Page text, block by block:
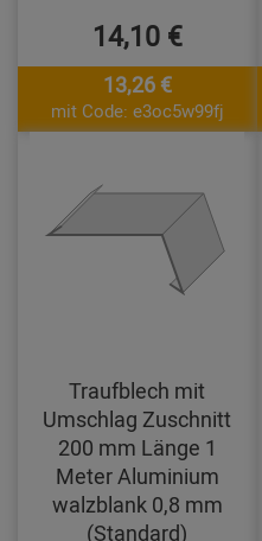
14,10 €
13,26 €
mit Code: e3oc5w99fj
Traufblech mit
Umschlag Zuschnitt
200 mm Länge 1
Meter Aluminium
walzblank 0,8 mm
(Standard)